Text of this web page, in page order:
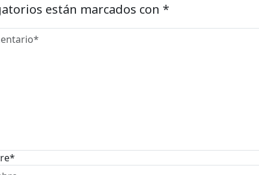
están marcados con *